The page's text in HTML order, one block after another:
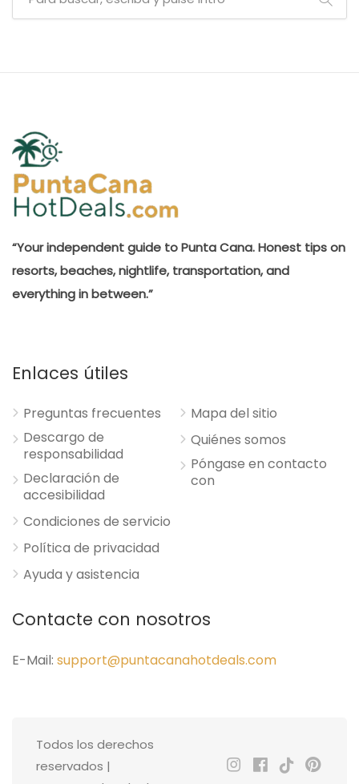
“Your independent guide to Punta Cana. Honest tips on
resorts, beaches, nightlife, transportation, and
everything in between.”
Enlaces útiles
Preguntas frecuentes
Descargo de
responsabilidad
Declaración de
accesibilidad
Condiciones de servicio
Política de privacidad
Ayuda y asistencia
Mapa del sitio
Quiénes somos
Póngase en contacto
con
Contacte con nosotros
E-Mail: support@puntacanahotdeals.com
Todos los derechos
reservados |